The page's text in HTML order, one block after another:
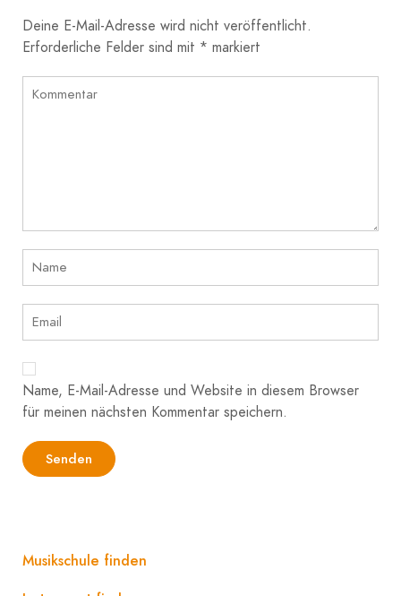
Deine E-Mail-Adresse wird nicht veröffentlicht.
Erforderliche Felder sind mit * markiert
Name, E-Mail-Adresse und Website in diesem Browser
für meinen nächsten Kommentar speichern.
Musikschule finden